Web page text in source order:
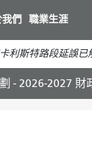
們 職業生涯
利斯特路段延誤
- 2026-2027